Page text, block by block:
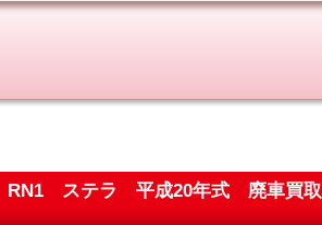
RN1 ステラ 平成20年式 廃車買取